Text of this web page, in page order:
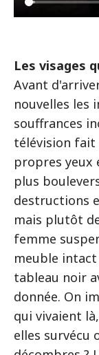
Les visages
Avant
nouvelles les
souffrances
télévision fait
propres yeux
plus
destructions
mais plutôt
femme
meuble
tableau noir
donnée. On
qui vivaient
elles survécu